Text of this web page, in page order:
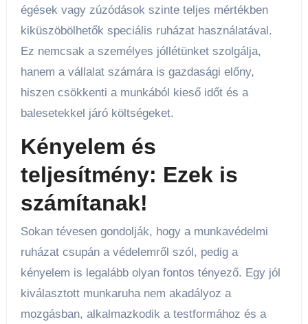
égések vagy zúzódások szinte teljes mértékben
kiküszöbölhetők speciális ruházat használatával.
Ez nemcsak a személyes jóllétünket szolgálja,
hanem a vállalat számára is gazdasági előny,
hiszen csökkenti a munkából kieső időt és a
balesetekkel járó költségeket.
Kényelem és
teljesítmény: Ezek is
számítanak!
Sokan tévesen gondolják, hogy a munkavédelmi
ruházat csupán a védelemről szól, pedig a
kényelem is legalább olyan fontos tényező. Egy jól
kiválasztott munkaruha nem akadályoz a
mozgásban, alkalmazkodik a testformához és a